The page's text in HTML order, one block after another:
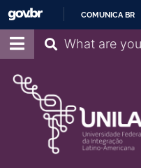
COMUNICA BR
Pesquisar